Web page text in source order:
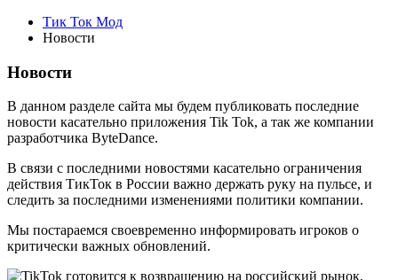
Тик Ток Мод
Новости
Новости
В данном разделе сайта мы будем публиковать последние
новости касательно приложения Tik Tok, а так же компании
разработчика ByteDance.
В связи с последними новостями касательно ограничения
действия ТикТок в России важно держать руку на пульсе, и
следить за последними изменениями политики компании.
Мы постараемся своевременно информировать игроков о
критически важных обновлений.